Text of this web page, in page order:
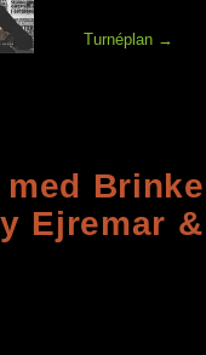
Turnéplan →
Ejremar